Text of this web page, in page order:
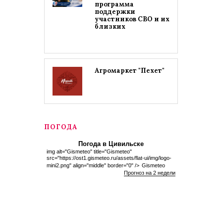
программа
поддержки
участников СВО и их
близких
Агромаркет "Пехет"
ПОГОДА
Погода в Цивильске
img alt="Gismeteo" title="Gismeteo"
src="https://ost1.gismeteo.ru/assets/flat-ui/img/logo-
mini2.png" align="middle" border="0" /> Gismeteo
Прогноз на 2 недели